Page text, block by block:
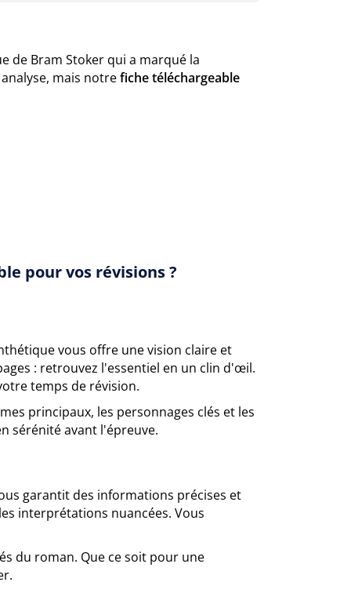
de Bram Stoker qui a marqué la
mais notrefiche téléchargeable
pour vos révisions ?
vous offre une vision claire et
: retrouvez l'essentiel en un clin d'œil.
temps de révision.
principaux, les personnages clés et les
sérénité avant l'épreuve.
garantit des informations précises et
interprétations nuancées. Vous
du roman. Que ce soit pour une